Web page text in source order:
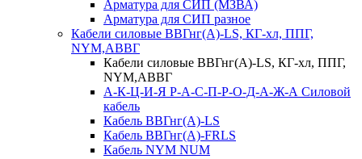
Арматура для СИП (МЗВА)
Арматура для СИП разное
Кабели силовые ВВГнг(А)-LS, КГ-хл, ППГ,
NYM,АВВГ
Кабели силовые ВВГнг(А)-LS, КГ-хл, ППГ,
NYM,АВВГ
А-К-Ц-И-Я Р-А-С-П-Р-О-Д-А-Ж-А Силовой
кабель
Кабель ВВГнг(А)-LS
Кабель ВВГнг(А)-FRLS
Кабель NYM NUM